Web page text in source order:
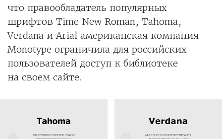
что правообладатель популярных
шрифтов Time New Roman, Tahoma,
Verdana и Arial американская компания
Monotype ограничила для российских
пользователей доступ к библиотеке
на своем сайте.